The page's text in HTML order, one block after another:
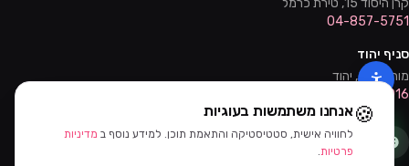
קרן היסוד 15, טירת כרמל
04-857-5751
סניף יהוד
מוהליבר 2, יהוד
03-632-0016
🍪אנחנו משתמשות בעוגיות
לחוויה אישית, סטטיסטיקה והתאמת תוכן. למידע נוסף ב מדיניות
פרטיות.